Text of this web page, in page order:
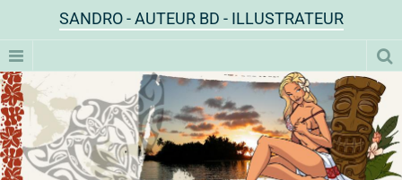
SANDRO - AUTEUR BD - ILLUSTRATEUR